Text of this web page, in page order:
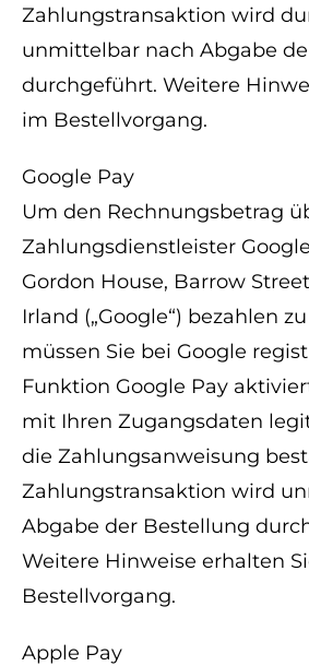
Zahlungstransaktion wird
unmittelbar nach Abgabe
durchgeführt. Weitere
im Bestellvorgang.
Google Pay
Um den Rechnungsbetrag
Zahlungsdienstleister
Gordon House, Barrow
Irland („Google“) bezahlen
müssen Sie bei Google
Funktion Google Pay
mit Ihren Zugangsdaten
die Zahlungsanweisung
Zahlungstransaktion wird
Abgabe der Bestellung
Weitere Hinweise erhalten
Bestellvorgang.
Apple Pay